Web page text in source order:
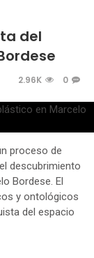
del
2.96K 0
proceso de
descubrimiento
Bordese. El
y ontológicos
del espacio